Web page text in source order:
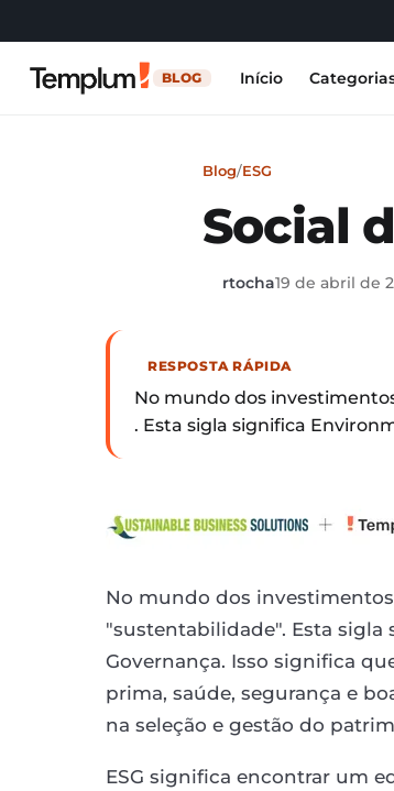
BLOG Início
Blog/ESG
Social
rtocha19 de abril de
RESPOSTA RÁPIDA
No mundo dos
. Esta sigla significa
No mundo dos
"sustentabilidade". Esta
Governança. Isso significa
prima, saúde, segurança e
na seleção e gestão do
ESG significa encontrar um